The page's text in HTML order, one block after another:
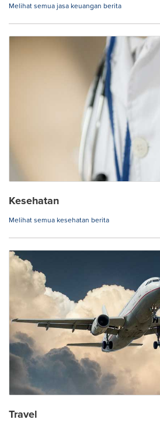
Melihat semua jasa keuangan berita
Kesehatan
Melihat semua kesehatan berita
Travel